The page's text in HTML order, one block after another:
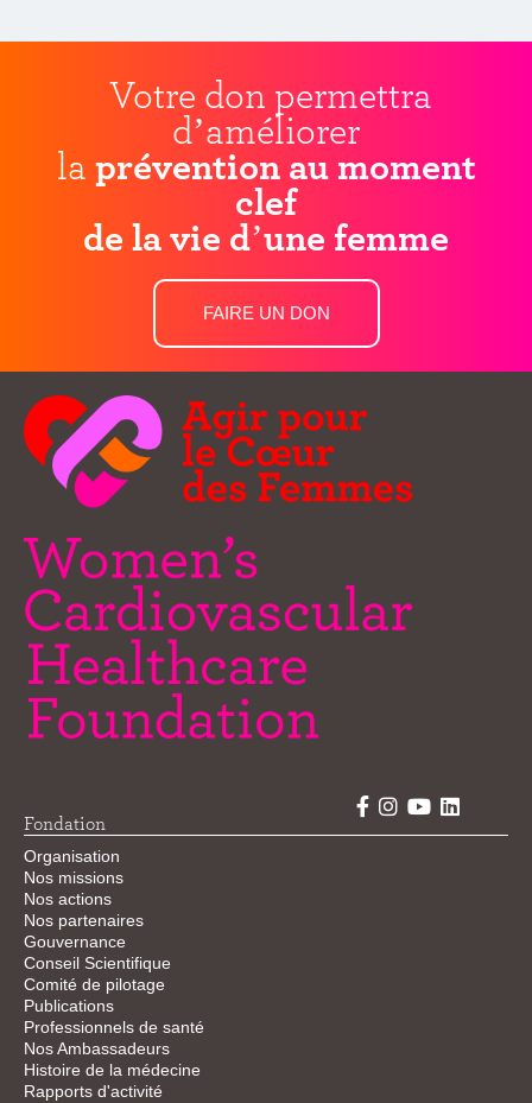
Votre don permettra
d’améliorer
la prévention au moment
clef
de la vie d’une femme
FAIRE UN DON
Fondation
Organisation
Nos missions
Nos actions
Nos partenaires
Gouvernance
Conseil Scientifique
Comité de pilotage
Publications
Professionnels de santé
Nos Ambassadeurs
Histoire de la médecine
Rapports d'activité